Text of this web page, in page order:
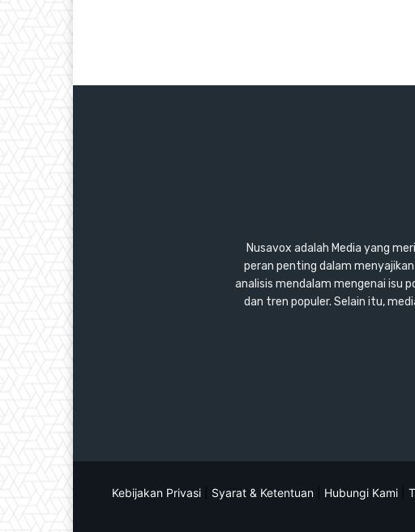
Nusavox adalah Media yang
peran penting dalam
analisis mendalam mengenai isu
dan tren populer. Selain itu,
Kebijakan Privasi Syarat & Ketentuan Hubungi Kami